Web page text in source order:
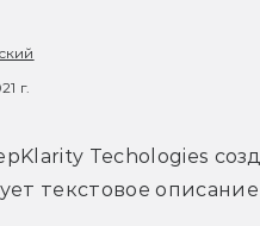
г.
Techologies
текстовое